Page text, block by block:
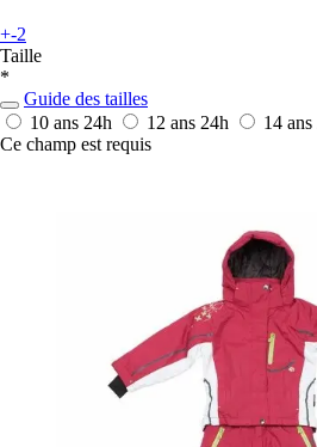
+-2
Taille
*
Guide des tailles
10 ans 24h 12 ans 24h 14 ans
Ce champ est requis